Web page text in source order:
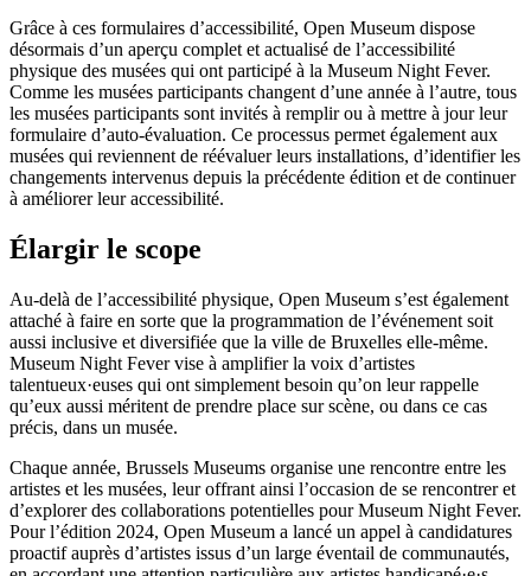
Grâce à ces formulaires d’accessibilité, Open Museum dispose
désormais d’un aperçu complet et actualisé de l’accessibilité
physique des musées qui ont participé à la Museum Night Fever.
Comme les musées participants changent d’une année à l’autre, tous
les musées participants sont invités à remplir ou à mettre à jour leur
formulaire d’auto-évaluation. Ce processus permet également aux
musées qui reviennent de réévaluer leurs installations, d’identifier les
changements intervenus depuis la précédente édition et de continuer
à améliorer leur accessibilité.
Élargir le scope
Au-delà de l’accessibilité physique, Open Museum s’est également
attaché à faire en sorte que la programmation de l’événement soit
aussi inclusive et diversifiée que la ville de Bruxelles elle-même.
Museum Night Fever vise à amplifier la voix d’artistes
talentueux·euses qui ont simplement besoin qu’on leur rappelle
qu’eux aussi méritent de prendre place sur scène, ou dans ce cas
précis, dans un musée.
Chaque année, Brussels Museums organise une rencontre entre les
artistes et les musées, leur offrant ainsi l’occasion de se rencontrer et
d’explorer des collaborations potentielles pour Museum Night Fever.
Pour l’édition 2024, Open Museum a lancé un appel à candidatures
proactif auprès d’artistes issus d’un large éventail de communautés,